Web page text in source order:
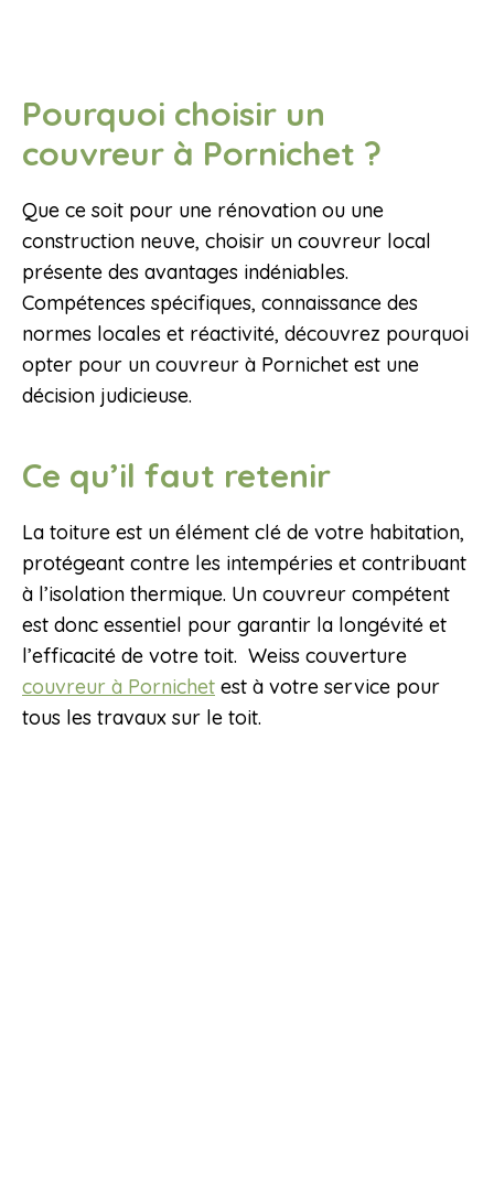
Pourquoi choisir un
couvreur à Pornichet ?
Que ce soit pour une rénovation ou une
construction neuve, choisir un couvreur local
présente des avantages indéniables.
Compétences spécifiques, connaissance des
normes locales et réactivité, découvrez pourquoi
opter pour un couvreur à Pornichet est une
décision judicieuse.
Ce qu’il faut retenir
La toiture est un élément clé de votre habitation,
protégeant contre les intempéries et contribuant
à l’isolation thermique. Un couvreur compétent
est donc essentiel pour garantir la longévité et
l’efficacité de votre toit. Weiss couverture
couvreur à Pornichet est à votre service pour
tous les travaux sur le toit.